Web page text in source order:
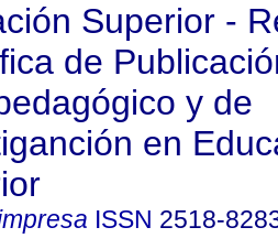
Superior -
de
y de
en
ISSN 2518-